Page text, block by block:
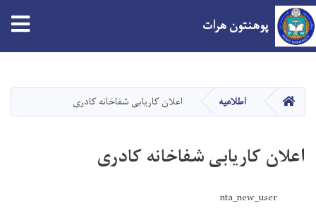
main
content
پوهنتون هرات
صفحه اصلیاطلاعیه اعلان کاریابی شفاخانه کادری
اعلان کاریابی شفاخانه کادری
nta_new_user